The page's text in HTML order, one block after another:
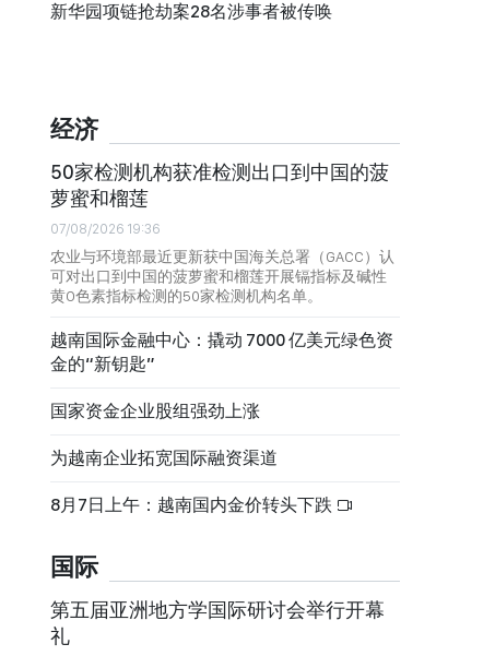
新华园项链抢劫案28名涉事者被传唤
经济
50家检测机构获准检测出口到中国的菠
萝蜜和榴莲
07/08/2026 19:36
农业与环境部最近更新获中国海关总署（GACC）认
可对出口到中国的菠萝蜜和榴莲开展镉指标及碱性
黄O色素指标检测的50家检测机构名单。
越南国际金融中心：撬动 7000 亿美元绿色资
金的“新钥匙”
国家资金企业股组强劲上涨
为越南企业拓宽国际融资渠道
8月7日上午：越南国内金价转头下跌
国际
第五届亚洲地方学国际研讨会举行开幕
礼